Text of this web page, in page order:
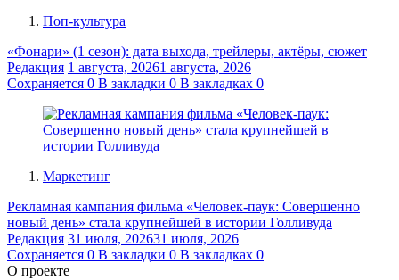
Поп-культура
«Фонари» (1 сезон): дата выхода, трейлеры, актёры, сюжет
Редакция 1 августа, 20261 августа, 2026
Сохраняется 0 В закладки 0 В закладках 0
Маркетинг
Рекламная кампания фильма «Человек-паук: Совершенно
новый день» стала крупнейшей в истории Голливуда
Редакция 31 июля, 202631 июля, 2026
Сохраняется 0 В закладки 0 В закладках 0
О проекте